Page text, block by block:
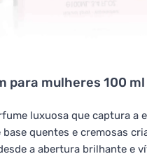
para mulheres 100 ml
luxuosa que captura a
quentes e cremosas
a abertura brilhante e